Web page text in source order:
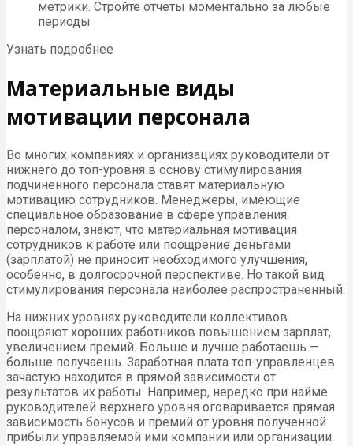
метрики. Стройте отчеты моментально за любые
периоды
Узнать подробнее
Материальные виды
мотивации персонала
Во многих компаниях и организациях руководители от
нижнего до топ-уровня в основу стимулирования
подчиненного персонала ставят материальную
мотивацию сотрудников. Менеджеры, имеющие
специальное образование в сфере управления
персоналом, знают, что материальная мотивация
сотрудников к работе или поощрение деньгами
(зарплатой) не приносит необходимого улучшения,
особенно, в долгосрочной перспективе. Но такой вид
стимулирования персонала наиболее распространенный.
На нижних уровнях руководители коллективов
поощряют хороших работников повышением зарплат,
увеличением премий. Больше и лучше работаешь —
больше получаешь. Заработная плата топ-управленцев
зачастую находится в прямой зависимости от
результатов их работы. Например, нередко при найме
руководителей верхнего уровня оговаривается прямая
зависимость бонусов и премий от уровня полученной
прибыли управляемой ими компании или организации.